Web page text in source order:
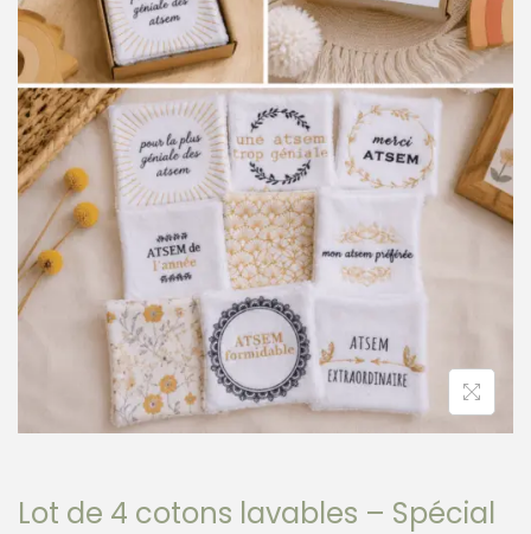
Lot de 4 cotons lavables – Spécial